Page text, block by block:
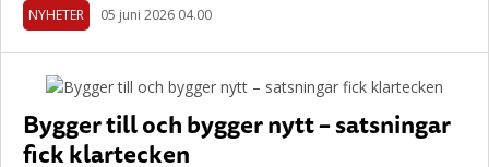
NYHETER 05 juni 2026 04.00
Bygger till och bygger nytt – satsningar
fick klartecken